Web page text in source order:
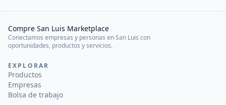
Compre San Luis Marketplace
Conectamos empresas y personas en San Luis con
oportunidades, productos y servicios.
EXPLORAR
Productos
Empresas
Bolsa de trabajo